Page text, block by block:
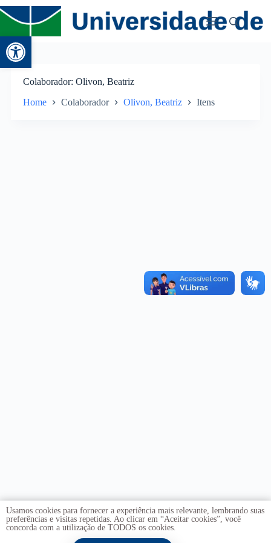
Abrir a barra de ferramentas
Colaborador Olivon, Beatriz
Home Colaborador Olivon, Beatriz Itens
Usamos cookies para fornecer a experiência mais relevante, lembrando suas
preferências e visitas repetidas. Ao clicar em “Aceitar cookies”, você
concorda com a utilização de TODOS os cookies.